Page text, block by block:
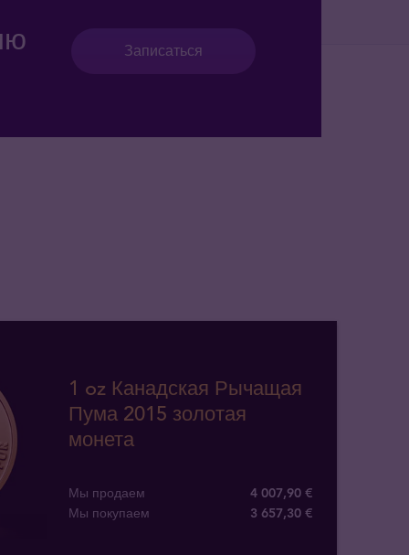
Записаться
1 oz Канадская Рычащая
Пума 2015 золотая
монета
Мы продаем
4 007,90 €
Мы покупаем
3 657,30 €